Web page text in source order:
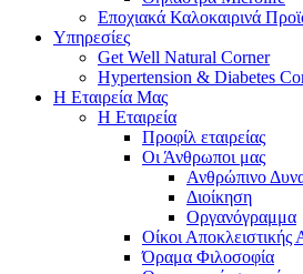
Εποχιακά Καλοκαιρινά
Υπηρεσίες
Get Well Natural Corner
Hypertension & Diabetes
Η Εταιρεία Μας
Η Εταιρεία
Προφίλ εταιρείας
Οι Άνθρωποι μας
Ανθρώπινο
Διοίκηση
Οργανόγραμμα
Οίκοι Αποκλειστικής
Όραμα Φιλοσοφία